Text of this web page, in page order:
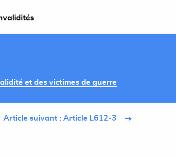
et des victimes de guerre
Article suivant : Article L612-3